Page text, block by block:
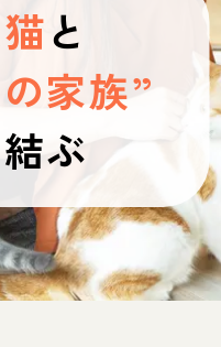
と
家族”
ぶ